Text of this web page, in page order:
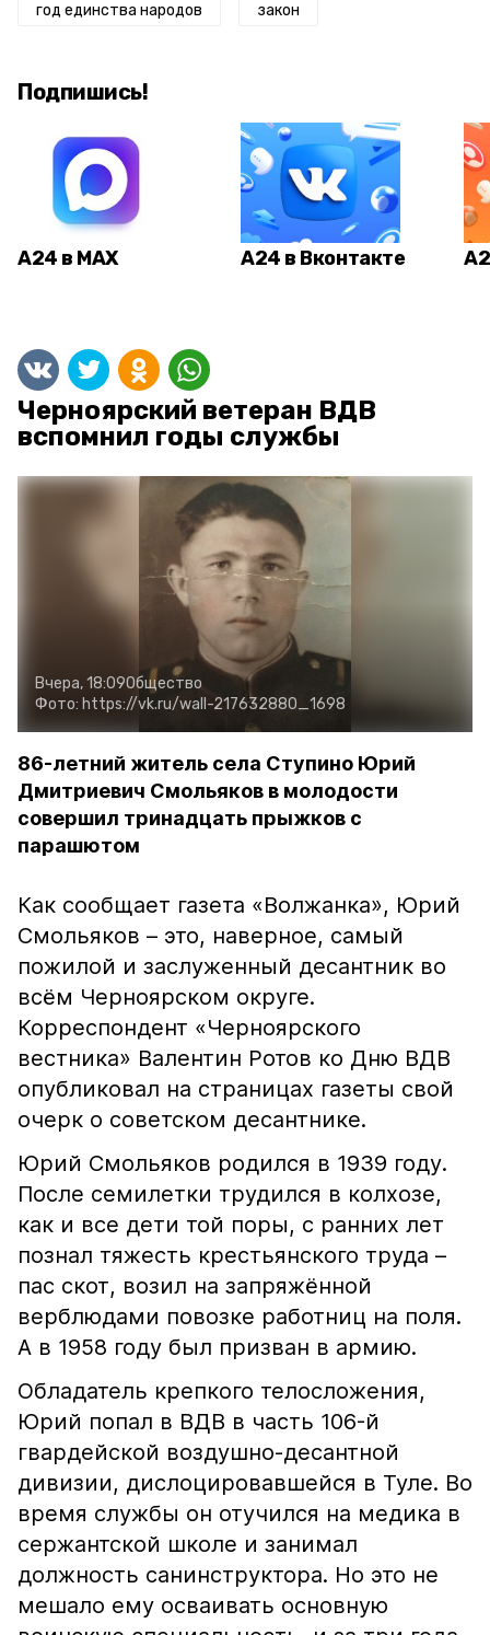
год единства народов закон
Подпишись!
А24 в MAX А24 в Вконтакте
Черноярский ветеран ВДВ
вспомнил годы службы
Вчера, 18:09Общество
Фото: https://vk.ru/wall-217632880_1698
86-летний житель села Ступино Юрий
Дмитриевич Смольяков в молодости
совершил тринадцать прыжков с
парашютом
Как сообщает газета «Волжанка», Юрий
Смольяков – это, наверное, самый
пожилой и заслуженный десантник во
всём Черноярском округе.
Корреспондент «Черноярского
вестника» Валентин Ротов ко Дню ВДВ
опубликовал на страницах газеты свой
очерк о советском десантнике.
Юрий Смольяков родился в 1939 году.
После семилетки трудился в колхозе,
как и все дети той поры, с ранних лет
познал тяжесть крестьянского труда –
пас скот, возил на запряжённой
верблюдами повозке работниц на поля.
А в 1958 году был призван в армию.
Обладатель крепкого телосложения,
Юрий попал в ВДВ в часть 106-й
гвардейской воздушно-десантной
дивизии, дислоцировавшейся в Туле. Во
время службы он отучился на медика в
сержантской школе и занимал
должность санинструктора. Но это не
мешало ему осваивать основную